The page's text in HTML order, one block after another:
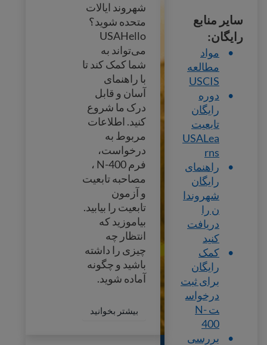
سایر منابع
رایگان:
مواد
مطالعه
USCIS
دوره
رایگان
تابعیت
USALea
rns
راهنمای
رایگان
شهروندا
ن را
دریافت
کنید
کمک
رایگان
برای ثبت
درخواس
ت N-
400
بررسی
شهروند ایالات
متحده شوید؟
USAHello
می‌تواند به
شما کمک کند تا
با راهنمای
آسان و قابل
درک ما شروع
کنید. اطلاعات
مربوط به
درخواست،
فرم N-400 ،
مصاحبه تابعیت
و آزمون
تابعیت را بیابید.
بیاموزید که
انتظار چه
چیزی را داشته
باشید و چگونه
آماده شوید.
بیشتر بخوانید